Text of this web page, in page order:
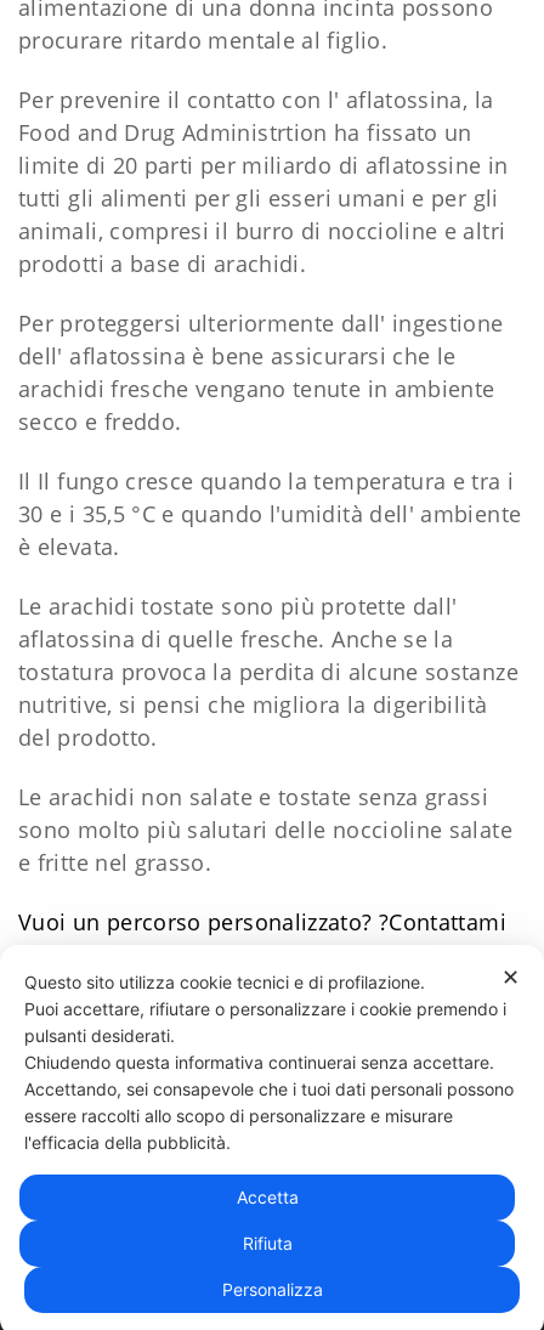
alimentazione di una donna incinta possono
procurare ritardo mentale al figlio.
Per prevenire il contatto con l' aflatossina, la
Food and Drug Administrtion ha fissato un
limite di 20 parti per miliardo di aflatossine in
tutti gli alimenti per gli esseri umani e per gli
animali, compresi il burro di noccioline e altri
prodotti a base di arachidi.
Per proteggersi ulteriormente dall' ingestione
dell' aflatossina è bene assicurarsi che le
arachidi fresche vengano tenute in ambiente
secco e freddo.
Il Il fungo cresce quando la temperatura e tra i
30 e i 35,5 °C e quando l'umidità dell' ambiente
è elevata.
Le arachidi tostate sono più protette dall'
aflatossina di quelle fresche. Anche se la
tostatura provoca la perdita di alcune sostanze
nutritive, si pensi che migliora la digeribilità
del prodotto.
Le arachidi non salate e tostate senza grassi
sono molto più salutari delle noccioline salate
e fritte nel grasso.
Vuoi un percorso personalizzato? ?Contattami
87 LIKES
331 818 4777DANIELE ESPOSITO
| PRIVACY POLICY
✕
Questo sito utilizza cookie tecnici e di profilazione.
Puoi accettare, rifiutare o personalizzare i cookie premendo i
pulsanti desiderati.
Chiudendo questa informativa continuerai senza accettare.
Accettando, sei consapevole che i tuoi dati personali possono
essere raccolti allo scopo di personalizzare e misurare
l'efficacia della pubblicità.
Accetta
Rifiuta
Personalizza